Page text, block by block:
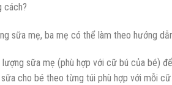
cách?
sữa mẹ, ba mẹ có thể làm theo hướng
lượng sữa mẹ (phù hợp với cữ bú của bé)
cho bé theo từng túi phù hợp với mỗi